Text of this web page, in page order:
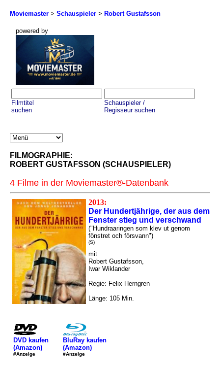
Moviemaster > Schauspieler > Robert Gustafsson
powered by
Filmtitel
suchen
Schauspieler /
Regisseur suchen
FILMOGRAPHIE:
ROBERT GUSTAFSSON (SCHAUSPIELER)
4 Filme in der Moviemaster®-Datenbank
2013:
Der Hundertjährige, der aus dem
Fenster stieg und verschwand
("Hundraaringen som klev ut genom
fönstret och försvann")
(S)
mit
Robert Gustafsson,
Iwar Wiklander
Regie: Felix Herngren
Länge: 105 Min.
DVD kaufen
(Amazon)
#Anzeige
BluRay kaufen
(Amazon)
#Anzeige